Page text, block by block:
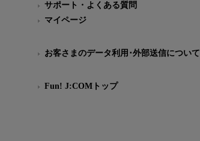
サポート・よくある質問
マイページ
お客さまのデータ利用･外部送信について
Fun! J:COMトップ